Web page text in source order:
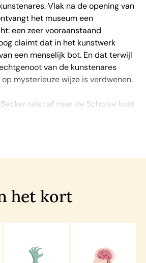
Vlak na de opening van
het museum een
een zeer vooraanstaand
claimt dat in het kunstwerk
een menselijk bot. En dat terwijl
van de kunstenares
mysterieuze wijze is verdwenen.
reist af naar de Schotse kust
water te krijgen. Vanessa’s
het kort